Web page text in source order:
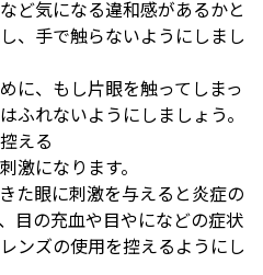
ど気になる違和感があるかと
、手で触らないようにしまし
に、もし片眼を触ってしまっ
ふれないようにしましょう。
える
激になります。
た眼に刺激を与えると炎症の
目の充血や目やになどの症状
ンズの使用を控えるようにし